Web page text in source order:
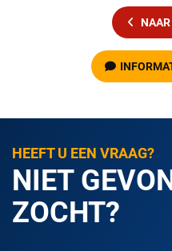
HEEFT U EEN VRAAG?
NIET
ZOCHT?